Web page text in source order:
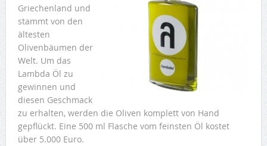
Griechenland und
stammt von den
ältesten
Olivenbäumen der
Welt. Um das
Lambda Öl zu
gewinnen und
diesen Geschmack
zu erhalten, werden die Oliven komplett von Hand
gepflückt. Eine 500 ml Flasche vom feinsten Öl kostet
über 5.000 Euro.